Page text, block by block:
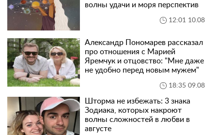
волны удачи и моря перспектив
12:01 10.08
Александр Пономарев рассказал
про отношения с Марией
Яремчук и отцовство: "Мне даже
не удобно перед новым мужем"
18:35 09.08
Шторма не избежать: 3 знака
Зодиака, которых накроют
волны сложностей в любви в
августе